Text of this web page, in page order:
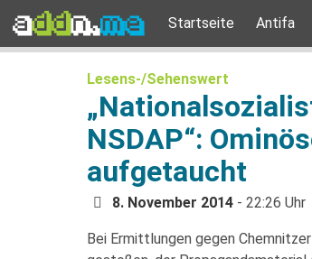
Startseite Antifa
Lesens-/Sehenswert
NSDAP“:
aufgetaucht
8. November 2014 - 22:26 Uhr
Bei Ermittlungen gegen